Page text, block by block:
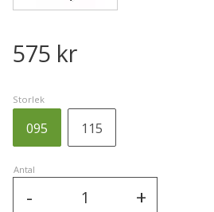
575 kr
Storlek
095 115
Antal
+
-